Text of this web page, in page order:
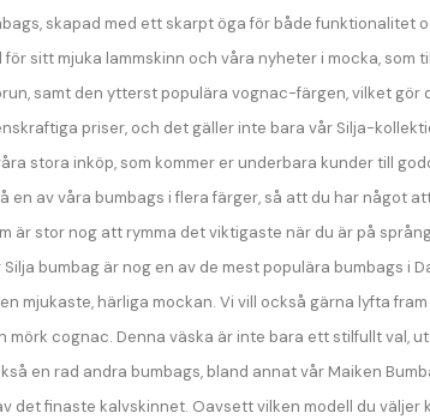
skapad med ett skarpt öga för både funktionalitet
sitt mjuka lammskinn och våra nyheter i mocka, som
samt den ytterst populära vognac-färgen, vilket
priser, och det gäller inte bara vår Silja-
stora inköp, som kommer er underbara kunder till
en av våra bumbags i flera färger, så att du har något
är stor nog att rymma det viktigaste när du är på
Silja bumbag är nog en av de mest populära bumbags i
härliga mockan. Vi vill också gärna lyfta
cognac. Denna väska är inte bara ett stilfullt val,
en rad andra bumbags, bland annat vår Maiken
det finaste kalvskinnet. Oavsett vilken modell du väljer